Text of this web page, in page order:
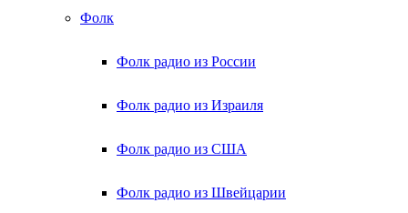
Фолк
Фолк радио из России
Фолк радио из Израиля
Фолк радио из США
Фолк радио из Швейцарии